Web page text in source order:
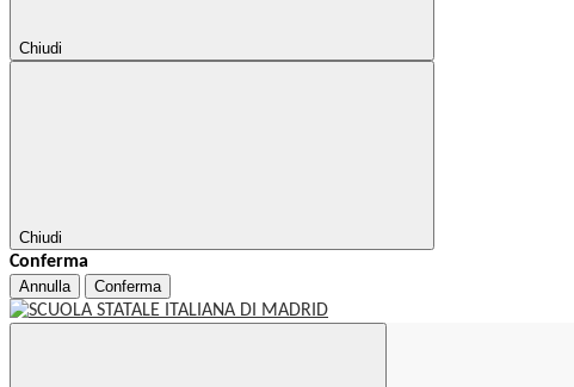
Chiudi
Chiudi
Conferma
Annulla Conferma